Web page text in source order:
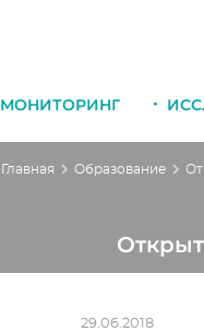
МОНИТОРИНГ
Главная Образование
29.06.2018